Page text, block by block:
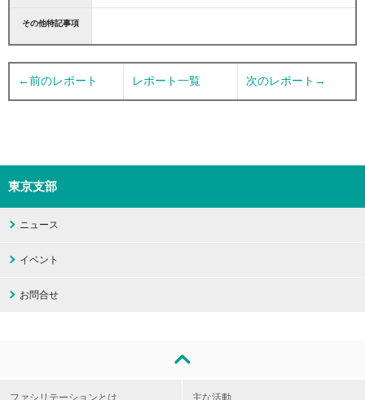
その他特記事項
←前のレポート レポート一覧 次のレポート→
東京支部
ニュース
イベント
お問合せ
ファシリテーションとは 主な活動